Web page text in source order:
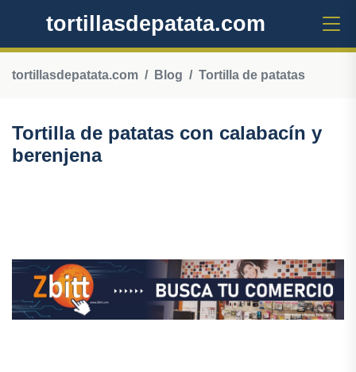
tortillasdepatata.com
tortillasdepatata.com Blog Tortilla de patatas
Tortilla de patatas con calabacín y
berenjena